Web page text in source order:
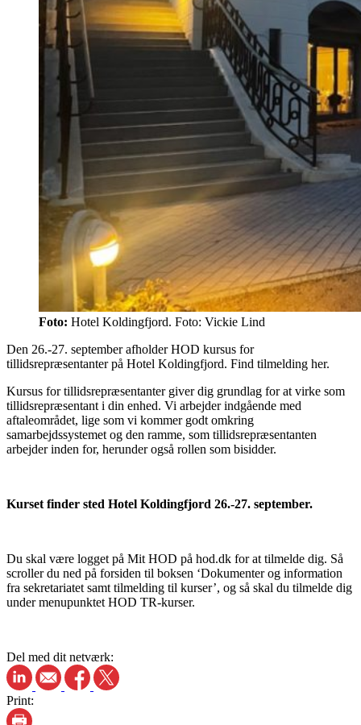
Foto: Hotel Koldingfjord. Foto: Vickie Lind
Den 26.-27. september afholder HOD kursus for
tillidsrepræsentanter på Hotel Koldingfjord. Find tilmelding her.
Kursus for tillidsrepræsentanter giver dig grundlag for at virke som
tillidsrepræsentant i din enhed. Vi arbejder indgående med
aftaleområdet, lige som vi kommer godt omkring
samarbejdssystemet og den ramme, som tillidsrepræsentanten
arbejder inden for, herunder også rollen som bisidder.
Kurset finder sted Hotel Koldingfjord 26.-27. september.
Du skal være logget på Mit HOD på hod.dk for at tilmelde dig. Så
scroller du ned på forsiden til boksen ‘Dokumenter og information
fra sekretariatet samt tilmelding til kurser’, og så skal du tilmelde dig
under menupunktet HOD TR-kurser.
Del med dit netværk:
Print: